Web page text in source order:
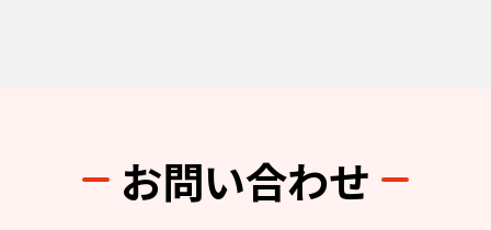
お問い合わせ